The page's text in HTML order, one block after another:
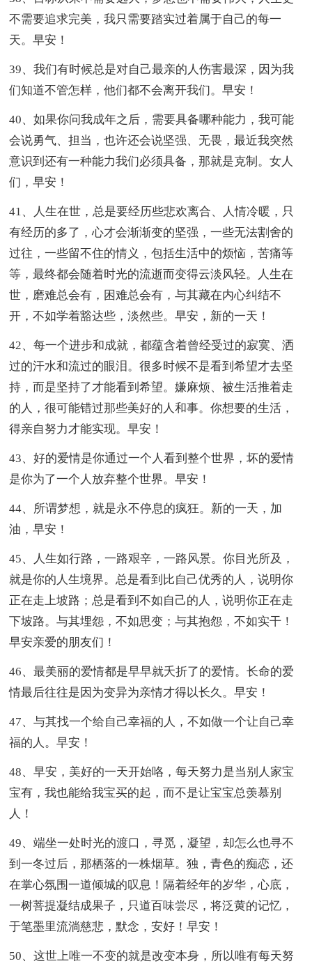
不需要追求完美，我只需要踏实过着属于自己的每一
天。早安！
39、我们有时候总是对自己最亲的人伤害最深，因为我
们知道不管怎样，他们都不会离开我们。早安！
40、如果你问我成年之后，需要具备哪种能力，我可能
会说勇气、担当，也许还会说坚强、无畏，最近我突然
意识到还有一种能力我们必须具备，那就是克制。女人
们，早安！
41、人生在世，总是要经历些悲欢离合、人情冷暖，只
有经历的多了，心才会渐渐变的坚强，一些无法割舍的
过往，一些留不住的情义，包括生活中的烦恼，苦痛等
等，最终都会随着时光的流逝而变得云淡风轻。人生在
世，磨难总会有，困难总会有，与其藏在内心纠结不
开，不如学着豁达些，淡然些。早安，新的一天！
42、每一个进步和成就，都蕴含着曾经受过的寂寞、洒
过的汗水和流过的眼泪。很多时候不是看到希望才去坚
持，而是坚持了才能看到希望。嫌麻烦、被生活推着走
的人，很可能错过那些美好的人和事。你想要的生活，
得亲自努力才能实现。早安！
43、好的爱情是你通过一个人看到整个世界，坏的爱情
是你为了一个人放弃整个世界。早安！
44、所谓梦想，就是永不停息的疯狂。新的一天，加
油，早安！
45、人生如行路，一路艰辛，一路风景。你目光所及，
就是你的人生境界。总是看到比自己优秀的人，说明你
正在走上坡路；总是看到不如自己的人，说明你正在走
下坡路。与其埋怨，不如思变；与其抱怨，不如实干！
早安亲爱的朋友们！
46、最美丽的爱情都是早早就夭折了的爱情。长命的爱
情最后往往是因为变异为亲情才得以长久。早安！
47、与其找一个给自己幸福的人，不如做一个让自己幸
福的人。早安！
48、早安，美好的一天开始咯，每天努力是当别人家宝
宝有，我也能给我宝买的起，而不是让宝宝总羡慕别
人！
49、端坐一处时光的渡口，寻觅，凝望，却怎么也寻不
到一冬过后，那栖落的一株烟草。独，青色的痴恋，还
在掌心氛围一道倾城的叹息！隔着经年的岁华，心底，
一树菩提凝结成果子，只道百味尝尽，将泛黄的记忆，
于笔墨里流淌慈悲，默念，安好！早安！
50、这世上唯一不变的就是改变本身，所以唯有每天努